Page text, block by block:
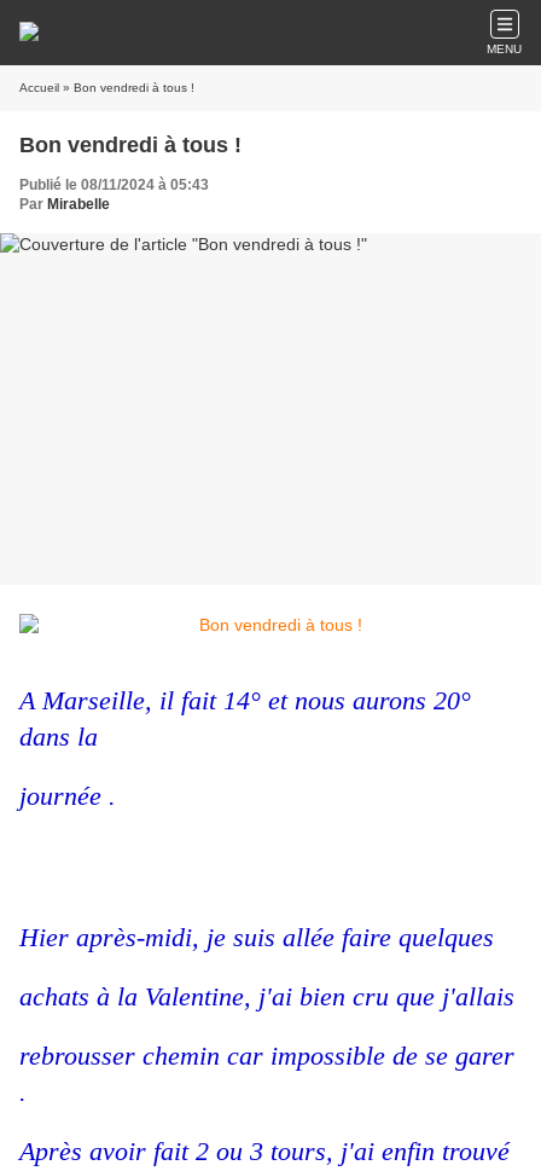
MENU
Accueil » Bon vendredi à tous !
Bon vendredi à tous !
Publié le 08/11/2024 à 05:43
Par Mirabelle
A Marseille, il fait 14° et nous aurons 20°
dans la
journée .
Hier après-midi, je suis allée faire quelques
achats à la Valentine, j'ai bien cru que j'allais
rebrousser chemin car impossible de se garer
.
Après avoir fait 2 ou 3 tours, j'ai enfin trouvé